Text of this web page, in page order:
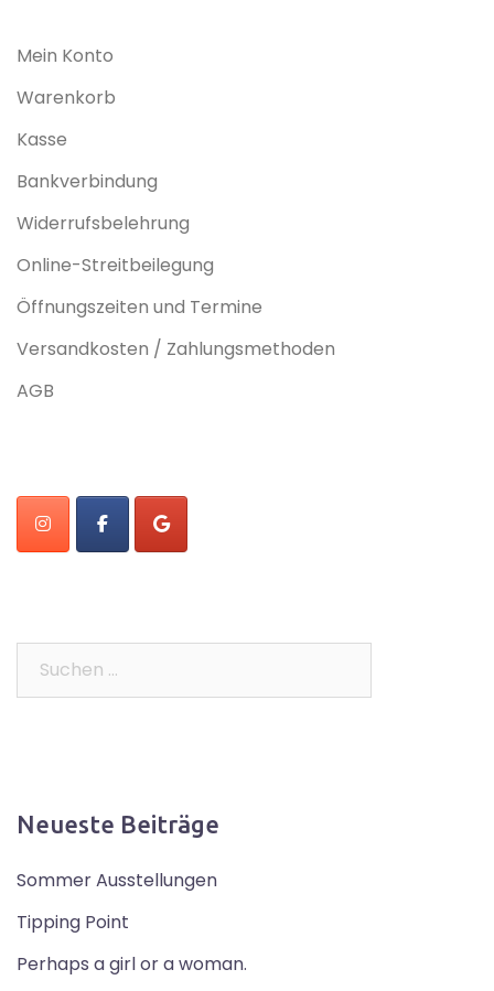
Mein Konto
Warenkorb
Kasse
Bankverbindung
Widerrufsbelehrung
Online-Streitbeilegung
Öffnungszeiten und Termine
Versandkosten / Zahlungsmethoden
AGB
Suchen
Neueste Beiträge
Sommer Ausstellungen
Tipping Point
Perhaps a girl or a woman.